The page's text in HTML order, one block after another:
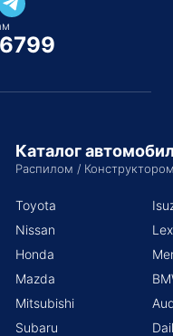
Каталог
Распилом /
Toyota
Nissan
Honda
Mazda
Mitsubishi
Subaru